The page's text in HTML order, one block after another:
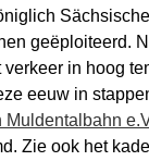
geëploiteerd.
in hoog
eeuw in
Muldentalbahn
Zie ook het